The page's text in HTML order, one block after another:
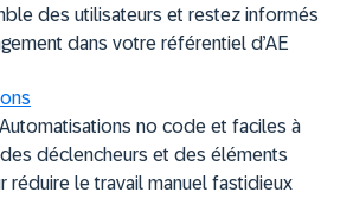
des utilisateurs et restez informés
dans votre référentiel d’AE
no code et faciles à
déclencheurs et des éléments
réduire le travail manuel fastidieux